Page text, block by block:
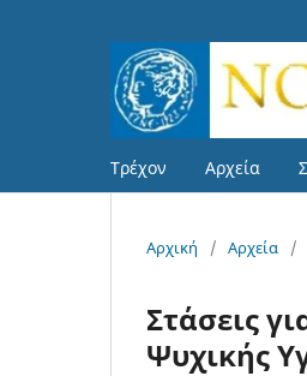
Τρέχον Αρχεία
Αρχική / Αρχεία /
Στάσεις
Ψυχικής